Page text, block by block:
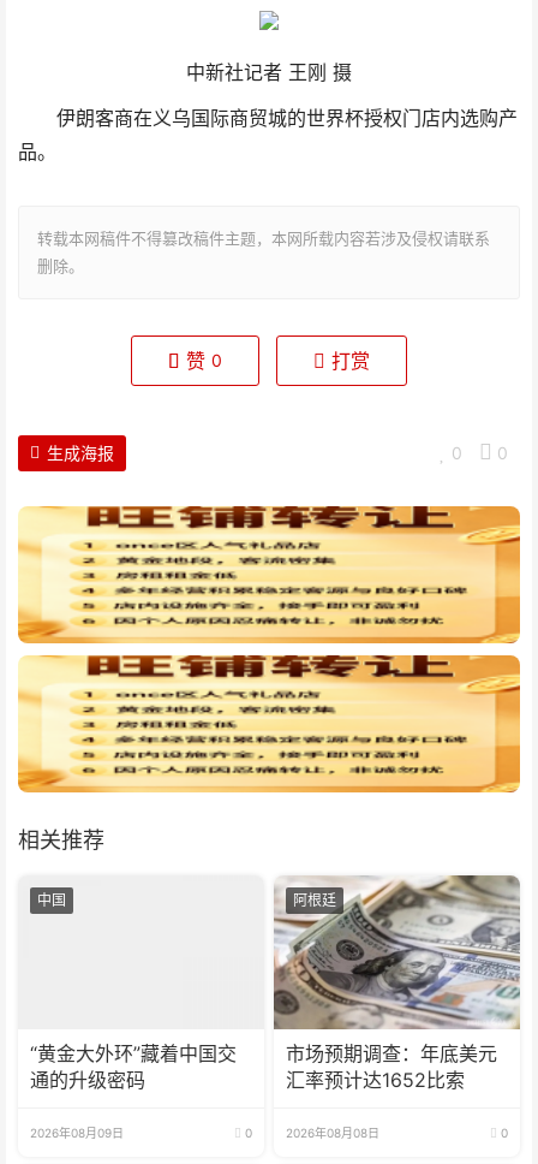
中新社记者 王刚 摄
伊朗客商在义乌国际商贸城的世界杯授权门店内选购产
品。
转载本网稿件不得篡改稿件主题，本网所载内容若涉及侵权请联系
删除。
赞 0 打赏
0 0
生成海报
相关推荐
中国
“黄金大外环”藏着中国交
通的升级密码
2026年08月09日 0
阿根廷
市场预期调查：年底美元
汇率预计达1652比索
2026年08月08日 0